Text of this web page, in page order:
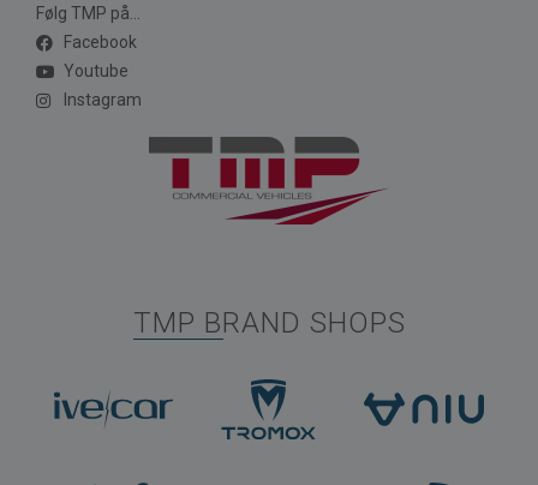
Følg TMP på...
Facebook
Youtube
Instagram
TMP BRAND SHOPS